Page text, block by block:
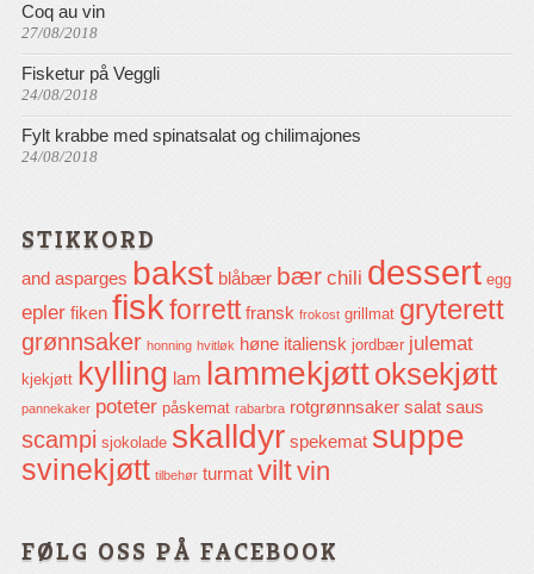
Coq au vin
27/08/2018
Fisketur på Veggli
24/08/2018
Fylt krabbe med spinatsalat og chilimajones
24/08/2018
STIKKORD
and asparges bakst blåbær bær chili dessert egg
epler fiken fiskforrett fransk frokost grillmat gryterett
grønnsaker honning hvitløk høne italiensk jordbær julemat
kjekjøtt kylling lam lammekjøttoksekjøtt
pannekaker poteter påskemat rabarbra rotgrønnsaker salat saus
scampi sjokolade skalldyr spekemat suppe
svinekjøtt tilbehør turmat viltvin
FØLG OSS PÅ FACEBOOK